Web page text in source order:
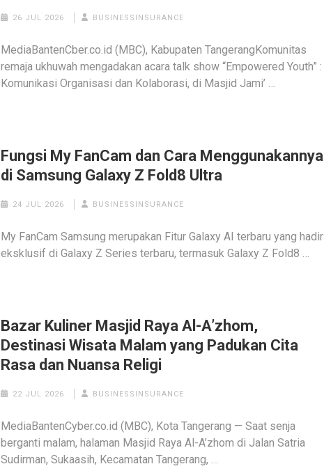
26 JUL 2026 BUSINESSINSURANCE
MediaBantenCber.co.id (MBC), Kabupaten TangerangKomunitas
remaja ukhuwah mengadakan acara talk show “Empowered Youth” :
Komunikasi Organisasi dan Kolaborasi, di Masjid Jami’ …
Fungsi My FanCam dan Cara Menggunakannya
di Samsung Galaxy Z Fold8 Ultra
24 JUL 2026 BUSINESSINSURANCE
My FanCam Samsung merupakan Fitur Galaxy AI terbaru yang hadir
eksklusif di Galaxy Z Series terbaru, termasuk Galaxy Z Fold8 …
Bazar Kuliner Masjid Raya Al-A’zhom,
Destinasi Wisata Malam yang Padukan Cita
Rasa dan Nuansa Religi
22 JUL 2026 BUSINESSINSURANCE
MediaBantenCyber.co.id (MBC), Kota Tangerang — Saat senja
berganti malam, halaman Masjid Raya Al-A’zhom di Jalan Satria
Sudirman, Sukaasih, Kecamatan Tangerang, …